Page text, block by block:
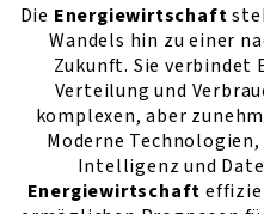
Die Energiewirtschaft
Wandels hin zu einer
Zukunft. Sie verbindet
Verteilung und
komplexen, aber
Moderne
Intelligenz und
Energiewirtschaft